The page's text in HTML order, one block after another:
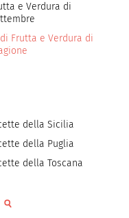
e Verdura di
Frutta e Verdura di
della Sicilia
della Puglia
della Toscana